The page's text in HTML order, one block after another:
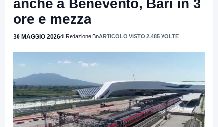
anche a Benevento, Bari in 3
ore e mezza
30 MAGGIO 2026di Redazione BnARTICOLO VISTO 2.485 VOLTE